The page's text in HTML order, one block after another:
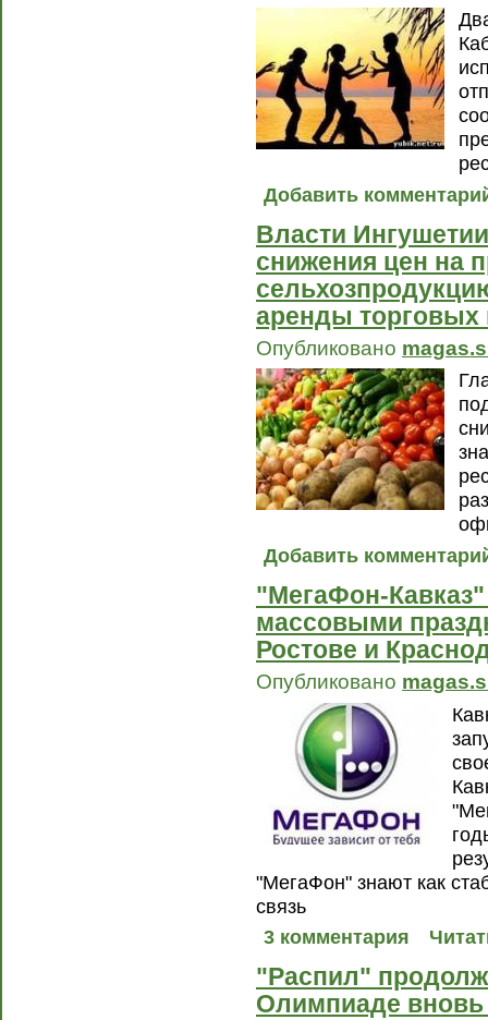
Добавить
Власти
снижения цен на
аренды
Опубликовано
Добавить
"МегаФон-Кавказ"
массовыми
Ростове и
Опубликовано
"МегаФон" знают как
связь
3 комментария
"Распил"
Олимпиаде вновь